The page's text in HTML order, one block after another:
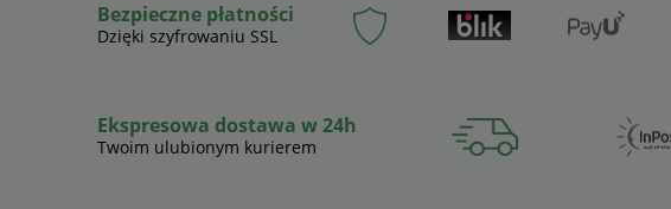
Bezpieczne płatności
Dzięki szyfrowaniu SSL
Ekspresowa dostawa w 24h
Twoim ulubionym kurierem